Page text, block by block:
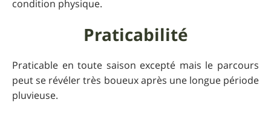
condition physique.
Praticabilité
Praticable en toute saison excepté mais le parcours
peut se révéler très boueux après une longue période
pluvieuse.